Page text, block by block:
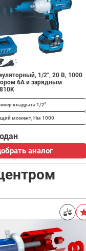
1/2", 20 В, 1000
6А и зарядным
квадрата1/2"
момент, Нм 1000
аналог